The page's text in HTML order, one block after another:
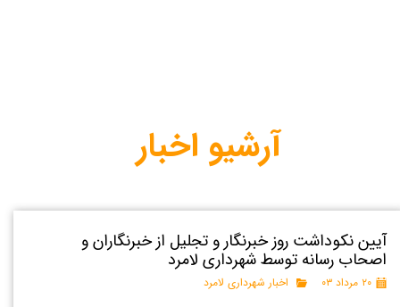
آرشیو اخبار
آیین نکوداشت روز خبرنگار و تجلیل از خبرنگاران و
اصحاب رسانه توسط شهرداری لامرد
۲۰ مرداد ۰۳ اخبار شهرداری لامرد